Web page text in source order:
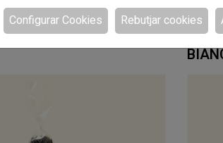
500 GRS OCA
Rebutjar cookies
Configurar Cookies